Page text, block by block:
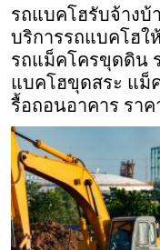
รถแบคโฮรับจ้างบ้
บริการรถแบคโฮใ
รถแม็คโครขุดดิน
แบคโฮขุดสระ แม็
รื้อถอนอาคาร ราค